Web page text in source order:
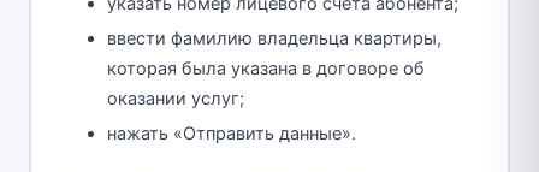
ввести фамилию владельца квартиры,
которая была указана в договоре об
оказании услуг;
нажать «Отправить данные».